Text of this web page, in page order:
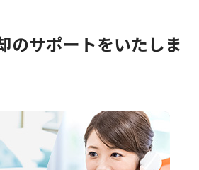
のサポートをいたしま